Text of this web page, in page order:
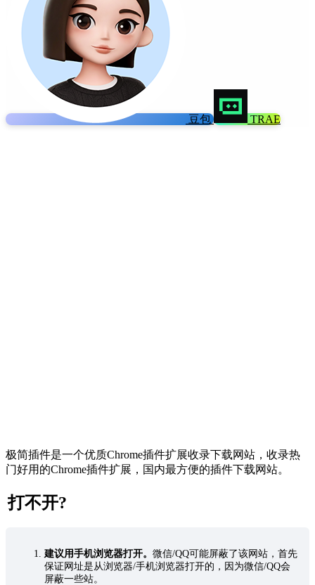
豆包 TRAE
极简插件是一个优质Chrome插件扩展收录下载网站，收录热
门好用的Chrome插件扩展，国内最方便的插件下载网站。
打不开?
建议用手机浏览器打开。 微信/QQ可能屏蔽了该网站，首先
保证网址是从浏览器/手机浏览器打开的，因为微信/QQ会
屏蔽一些站。